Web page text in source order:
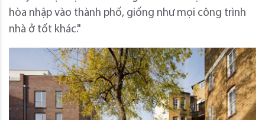
hòa nhập vào thành phố, giống như mọi công trình
nhà ở tốt khác."